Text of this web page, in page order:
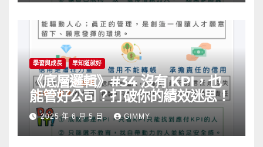
學習與成長 早知道就好
《底層邏輯》#34 沒有 KPI，也
能管好公司？打破你的績效迷思！
2025 年 6 月 5 日 GIMMY